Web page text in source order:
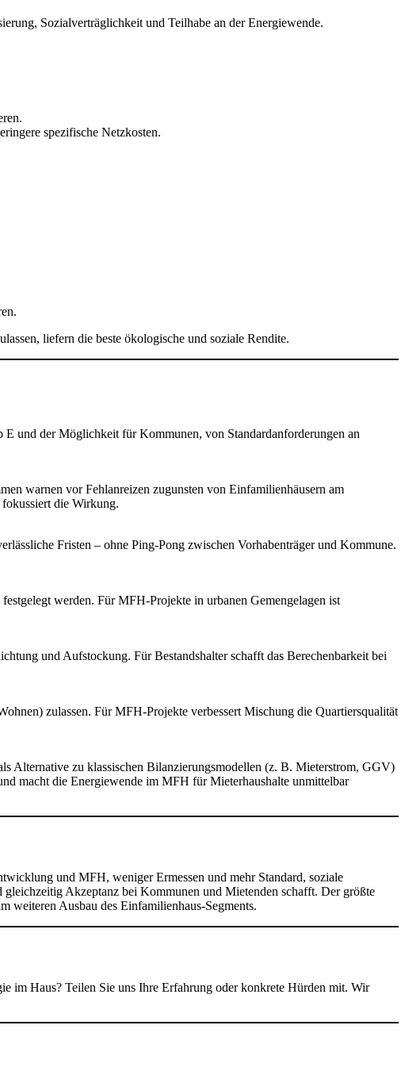
Sozialverträglichkeit und Teilhabe an der Energiewende.
spezifische Netzkosten.
liefern die beste ökologische und soziale Rendite.
E und der Möglichkeit für Kommunen, von Standardanforderungen an
warnen vor Fehlanreizen zugunsten von Einfamilienhäusern am
die Wirkung.
Fristen – ohne Ping-Pong zwischen Vorhabenträger und Kommune.
werden. Für MFH-Projekte in urbanen Gemengelagen ist
und Aufstockung. Für Bestandshalter schafft das Berechenbarkeit bei
zulassen. Für MFH-Projekte verbessert Mischung die Quartiersqualität
Alternative zu klassischen Bilanzierungsmodellen (z. B. Mieterstrom, GGV)
macht die Energiewende im MFH für Mieterhaushalte unmittelbar
und MFH, weniger Ermessen und mehr Standard, soziale
Akzeptanz bei Kommunen und Mietenden schafft. Der größte
weiteren Ausbau des Einfamilienhaus-Segments.
im Haus? Teilen Sie uns Ihre Erfahrung oder konkrete Hürden mit. Wir